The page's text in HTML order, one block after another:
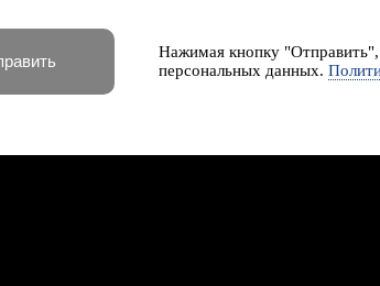
Нажимая кнопку "Отправить",
персональных данных.